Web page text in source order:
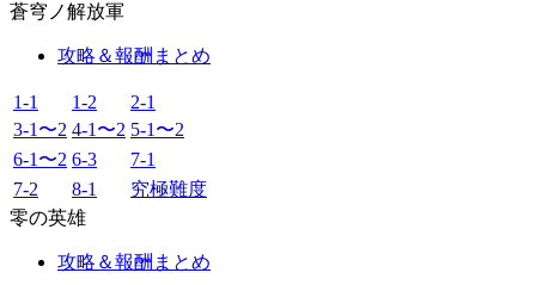
蒼穹ノ解放軍
攻略＆報酬まとめ
1-1 1-2
2-1
3-1〜2 4-1〜2 5-1〜2
6-1〜2 6-3
7-1
7-2
8-1
究極難度
零の英雄
攻略＆報酬まとめ